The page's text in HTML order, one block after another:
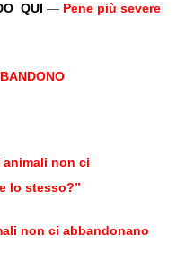
QUI — Pene più severe
animali non ci
lo stesso?”
non ci abbandonano